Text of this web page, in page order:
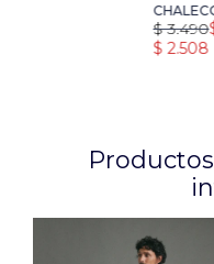
AZUL
$ 3.490
$ 2.508